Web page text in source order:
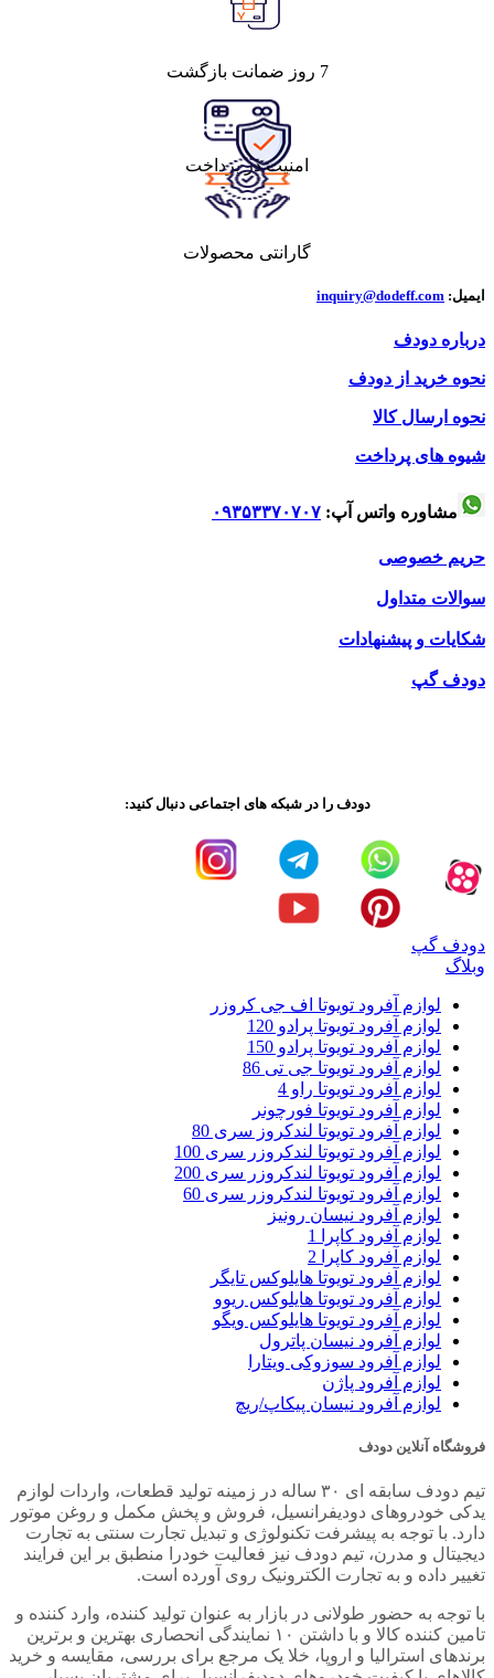
7 روز ضمانت بازگشت
امنیت در پرداخت
گارانتی محصولات
ایمیل: inquiry@dodeff.com
درباره دودف
نحوه خرید از دودف
نحوه ارسال کالا
شیوه های پرداخت
مشاوره واتس آپ: ۰۹۳۵۳۳۷۰۷۰۷
حریم خصوصی
سوالات متداول
شکایات و پیشنهادات
دودف گپ
دودف را در شبکه های اجتماعی دنبال کنید:
دودف گپ
وبلاگ
لوازم آفرود تویوتا اف جی کروزر
لوازم آفرود تویوتا پرادو 120
لوازم آفرود تویوتا پرادو 150
لوازم آفرود تویوتا جی تی 86
لوازم آفرود تویوتا راو 4
لوازم آفرود تویوتا فورچونر
لوازم آفرود تویوتا لندکروز سری 80
لوازم آفرود تویوتا لندکروزر سری 100
لوازم آفرود تویوتا لندکروزر سری 200
لوازم آفرود تویوتا لندکروزر سری 60
لوازم آفرود نیسان رونیز
لوازم آفرود کاپرا 1
لوازم آفرود کاپرا 2
لوازم آفرود تویوتا هایلوکس تایگر
لوازم آفرود تویوتا هایلوکس ریوو
لوازم آفرود تویوتا هایلوکس ویگو
لوازم آفرود نیسان پاترول
لوازم آفرود سوزوکی ویتارا
لوازم آفرود پاژن
لوازم آفرود نیسان پیکاپ/ریچ
فروشگاه آنلاین دودف
تیم دودف سابقه ای ۳۰ ساله در زمینه تولید قطعات، واردات لوازم
یدکی خودروهای دودیفرانسیل، فروش و پخش مکمل و روغن موتور
دارد. با توجه به پیشرفت تکنولوژی و تبدیل تجارت سنتی به تجارت
دیجیتال و مدرن، تیم دودف نیز فعالیت خودرا منطبق بر این فرایند
تغییر داده و به تجارت الکترونیک روی آورده است.
با توجه به حضور طولانی در بازار به عنوان تولید کننده، وارد کننده و
تامین کننده کالا و با داشتن ۱۰ نمایندگی انحصاری بهترین و برترین
برندهای استرالیا و اروپا، خلا یک مرجع برای بررسی، مقایسه و خرید